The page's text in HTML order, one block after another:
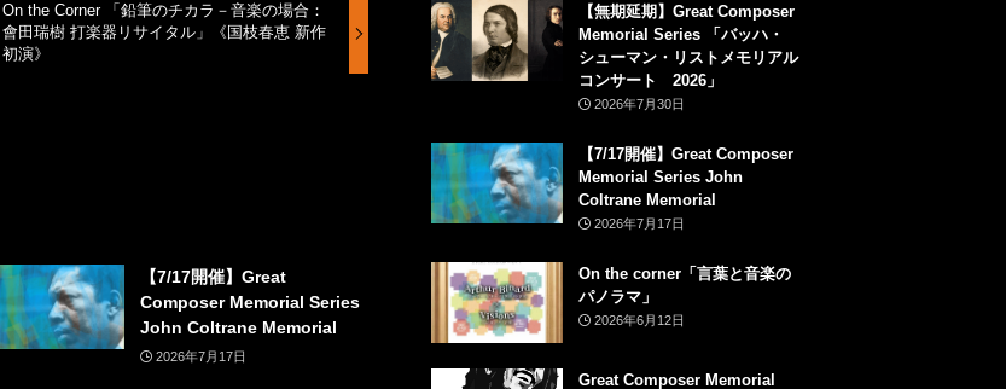
On the Corner 「鉛筆のチカラ－音楽の場合：
會田瑞樹 打楽器リサイタル」《国枝春恵 新作
初演》
【7/17開催】Great
Composer Memorial Series
John Coltrane Memorial
2026年7月17日
【無期延期】Great Composer
Memorial Series 「バッハ・
シューマン・リストメモリアル
コンサート 2026」
2026年7月30日
【7/17開催】Great Composer
Memorial Series John
Coltrane Memorial
2026年7月17日
On the corner「言葉と音楽の
パノラマ」
2026年6月12日
Great Composer Memorial